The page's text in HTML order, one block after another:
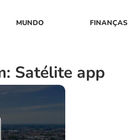
MUNDO FINANÇAS
Satélite app